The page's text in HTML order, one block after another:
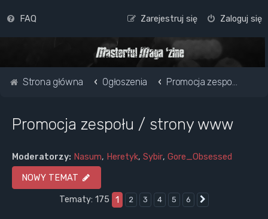
FAQ Zaloguj się
Zarejestruj się
Strona główna Ogłoszenia Promocja zespołu / strony www
Promocja zespołu / strony www
Moderatorzy: Nasum, Heretyk, Sybir, Gore_Obsessed
NOWY TEMAT
Tematy: 175
1 2 3 4 5 6